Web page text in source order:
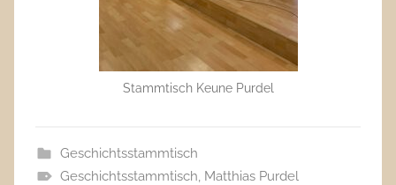
Stammtisch Keune Purdel
Geschichtsstammtisch
Geschichtsstammtisch, Matthias Purdel